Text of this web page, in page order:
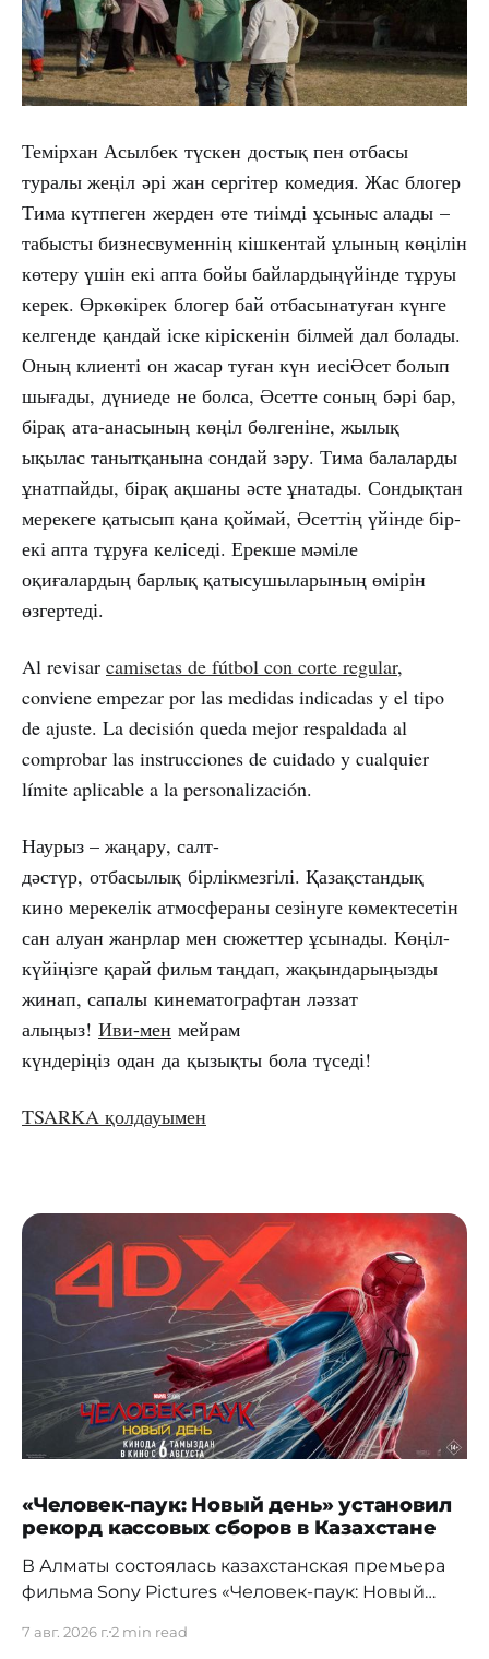
Темірхан Асылбек түскен достық пен отбасы
туралы жеңіл әрі жан сергітер комедия. Жас блогер
Тима күтпеген жерден өте тиімді ұсыныс алады –
табысты бизнесвуменнің кішкентай ұлының көңілін
көтеру үшін екі апта бойы байлардыңүйінде тұруы
керек. Өркөкірек блогер бай отбасынатуған күнге
келгенде қандай іске кіріскенін білмей дал болады.
Оның клиенті он жасар туған күн иесіӘсет болып
шығады, дүниеде не болса, Әсетте соның бәрі бар,
бірақ ата-анасының көңіл бөлгеніне, жылық
ықылас танытқанына сондай зәру. Тима балаларды
ұнатпайды, бірақ ақшаны әсте ұнатады. Сондықтан
мерекеге қатысып қана қоймай, Әсеттің үйінде бір-
екі апта тұруға келіседі. Ерекше мәміле
оқиғалардың барлық қатысушыларының өмірін
өзгертеді.
Al revisar camisetas de fútbol con corte regular,
conviene empezar por las medidas indicadas y el tipo
de ajuste. La decisión queda mejor respaldada al
comprobar las instrucciones de cuidado y cualquier
límite aplicable a la personalización.
Наурыз – жаңару, салт-
дәстүр, отбасылық бірлікмезгілі. Қазақстандық
кино мерекелік атмосфераны сезінуге көмектесетін
сан алуан жанрлар мен сюжеттер ұсынады. Көңіл-
күйіңізге қарай фильм таңдап, жақындарыңызды
жинап, сапалы кинематографтан ләззат
алыңыз! Иви-мен мейрам
күндеріңіз одан да қызықты бола түседі!
TSARKA қолдауымен
«Человек-паук: Новый день» установил
рекорд кассовых сборов в Казахстане
В Алматы состоялась казахстанская премьера
фильма Sony Pictures «Человек-паук: Новый
установила новый абсолютный рекорд
7 авг. 2026 г.2 min read